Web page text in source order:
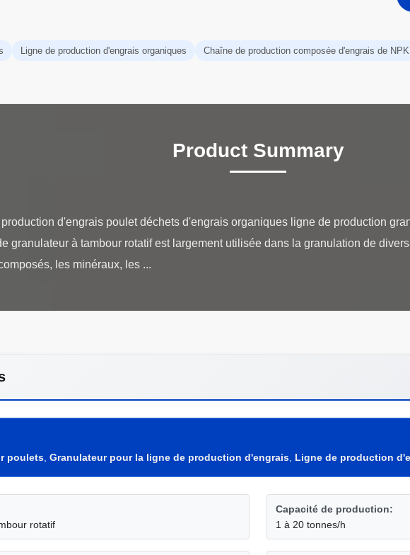
Ligne de production d'engrais organiques Chaîne de production composée d'engrais de NPK
Product Summary
d'engrais poulet déchets d'engrais organiques ligne de production
granulateur à tambour rotatif est largement utilisée dans la granulation de
poulets Granulateur pour la ligne de production d'engrais Ligne de production
rotatif
Capacité de production:
1 à 20 tonnes/h